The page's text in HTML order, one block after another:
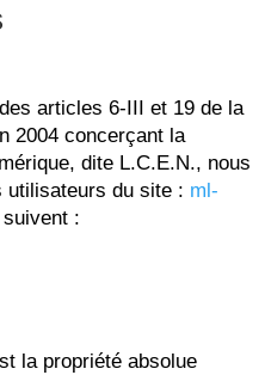
articles 6-III et 19 de la
2004 concerçant la
dite L.C.E.N., nous
utilisateurs du site : ml-
suivent :
la propriété absolue